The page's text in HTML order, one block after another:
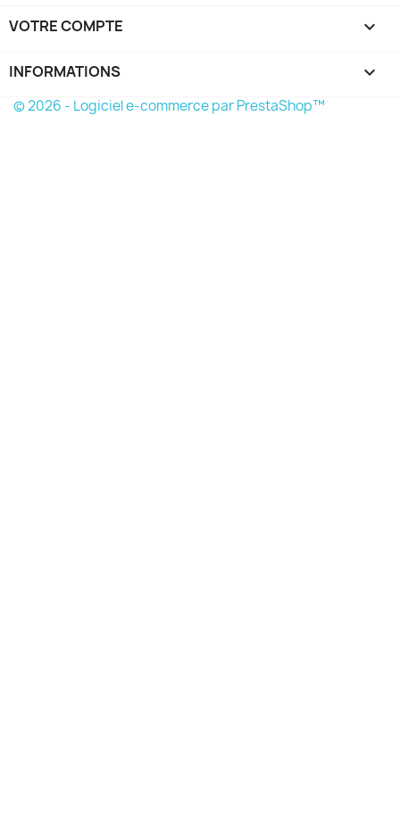
VOTRE COMPTE 
INFORMATIONS keyboard_arrow_down
© 2026 - Logiciel e-commerce par PrestaShop™